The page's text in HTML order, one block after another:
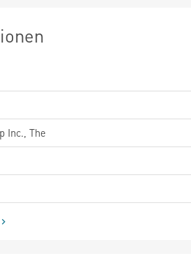
Inc., The